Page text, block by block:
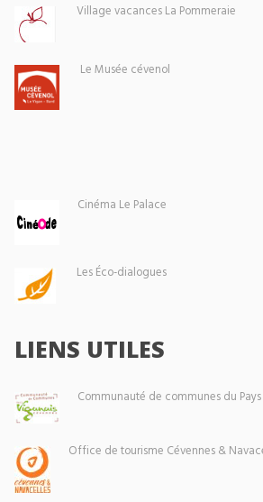
Village vacances La Pommeraie
Le Musée cévenol
Cinéma Le Palace
Les Éco-dialogues
LIENS UTILES
Communauté de communes du
Office de tourisme Cévennes &